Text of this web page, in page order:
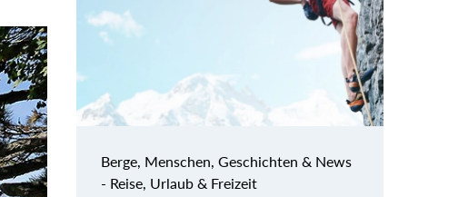
Berge, Menschen, Geschichten & News
- Reise, Urlaub & Freizeit